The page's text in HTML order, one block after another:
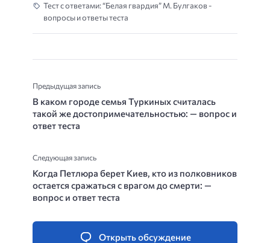
Тест с ответами: “Белая гвардия” М. Булгаков -
вопросы и ответы теста
Предыдущая запись
В каком городе семья Туркиных считалась
такой же достопримечательностью: — вопрос и
ответ теста
Следующая запись
Когда Петлюра берет Киев, кто из полковников
остается сражаться с врагом до смерти: —
вопрос и ответ теста
Открыть обсуждение